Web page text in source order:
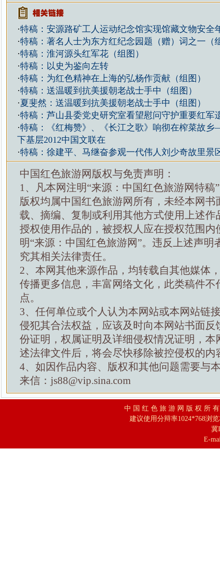
·特稿：安源路矿工人运动纪念馆实现馆藏文物安全
·特稿：著名人士为东方红纪念园题（赠）词之一（
·特稿：淮河源头红军花（组图）
·特稿：以史为鉴向左转
·特稿：为红色精神在上海的弘杨作贡献（组图）
·特稿：送温暖到抗美援朝老战士手中（组图）
·夏斐然：送温暖到抗美援朝老战士手中（组图）
·特稿：芦山县委党史研究室看望慰问守护重要红军
·特稿：《红梅赞》、《长江之歌》响彻在榨菜故
下基层2012中国文联在
·特稿：徐建平、马继奋参观一代伟人刘少奇故里景
中国红色旅游网版权与免责声明：
1、凡本网注明“来源：中国红色旅游网特稿
版权均属中国红色旅游网所有，未经本网书
载、摘编、复制或利用其他方式使用上述作
授权使用作品的，被授权人应在授权范围内
明“来源：中国红色旅游网”。违反上述声明
究其相关法律责任。
2、本网其他来源作品，均转载自其他媒体
传播更多信息，丰富网络文化，此类稿件不
点。
3、任何单位或个人认为本网站或本网站链
侵犯其合法权益，应该及时向本网站书面反
份证明，权属证明及详细侵权情况证明，本
述法律文件后，将会尽快移除被控侵权的内
4、如因作品内容、版权和其他问题需要与
来信：js88@vip.sina.com
中 国 红 色 旅 游 网 版 权 所
建议使用分辩率1024*768浏
冀
E-